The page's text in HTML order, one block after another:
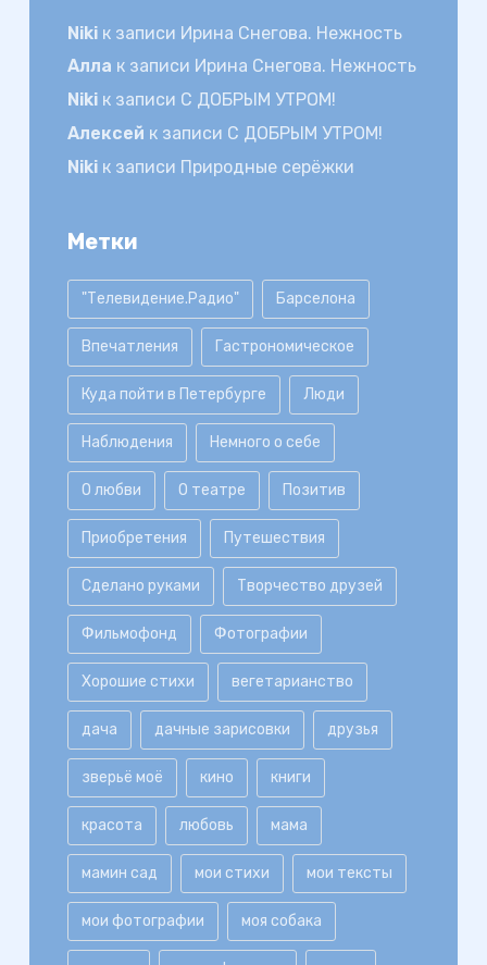
Nikiк записи Ирина Снегова. Нежность
Алла к записи Ирина Снегова. Нежность
Nikiк записи С ДОБРЫМ УТРОМ!
Алексей к записи С ДОБРЫМ УТРОМ!
Nikiк записи Природные серёжки
Метки
"Телевидение.Радио" Барселона
Впечатления Гастрономическое
Куда пойти в Петербурге Люди
Наблюдения Немного о себе
О любви О театре Позитив
Приобретения Путешествия
Сделано руками Творчество друзей
Фильмофонд Фотографии
Хорошие стихи вегетарианство
дача дачные зарисовки друзья
зверьё моё кино книги
красота любовь мама
мамин сад мои стихи мои тексты
мои фотографии моя собака